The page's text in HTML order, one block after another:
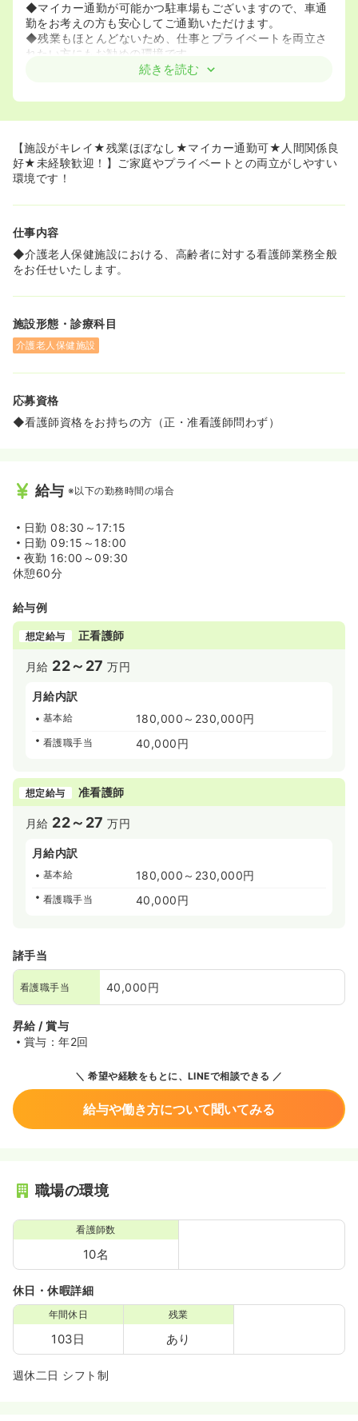
◆マイカー通勤が可能かつ駐車場もございますので、車通
勤をお考えの方も安心してご通勤いただけます。
◆残業もほとんどないため、仕事とプライベートを両立さ
れたい方にもお勧めの環境です。
◆「オーダーメイド看護」をモットーにひとりひとりにあ
方でも安心です！
続きを読む
【施設がキレイ★残業ほぼなし★マイカー通勤可★人間関係良
好★未経験歓迎！】ご家庭やプライベートとの両立がしやすい
環境です！
仕事内容
◆介護老人保健施設における、高齢者に対する看護師業務全般
をお任せいたします。
施設形態・診療科目
介護老人保健施設
応募資格
◆看護師資格をお持ちの方（正・准看護師問わず）
給与 ※以下の勤務時間の場合
日勤 08:30～17:15
日勤 09:15～18:00
夜勤 16:00～09:30
休憩60分
給与例
想定給与 正看護師
月給 22～27 万円
月給内訳
基本給 180,000～230,000円
看護職手当 40,000円
想定給与 准看護師
月給 22～27 万円
月給内訳
基本給 180,000～230,000円
看護職手当 40,000円
諸手当
看護職手当 40,000円
昇給 / 賞与
賞与：年2回
希望や経験をもとに、LINEで相談できる
給与や働き方について聞いてみる
職場の環境
看護師数
10名
休日・休暇詳細
年間休日
103日
残業
あり
週休二日 シフト制